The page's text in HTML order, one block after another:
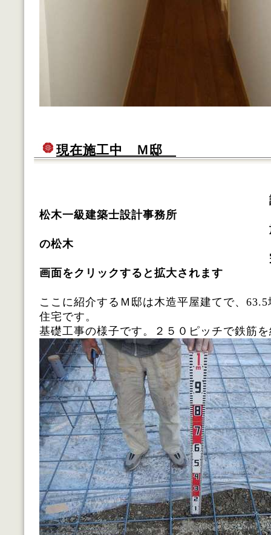
現在施工中 Ｍ邸
松木一級建築士設計事務所
施工 株式会
の松木
完成 平成
画面をクリックすると拡大されます
ここに紹介するＭ邸は木造平屋建てで、
住宅です。
基礎工事の様子です。２５０ピッチで鉄筋